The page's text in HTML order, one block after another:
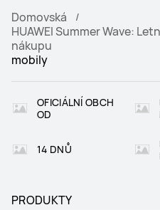
Domovská
HUAWEI Summer Wave:
nákupu
mobily
OFICIÁLNÍ OBCH
OD
14 DNŮ
PRODUKTY